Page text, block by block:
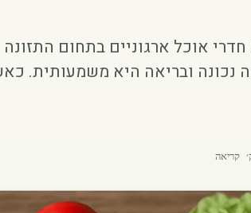
חדרי אוכל ארגוניים בתחום
נכונה ובריאה היא משמעותית.
קריאה